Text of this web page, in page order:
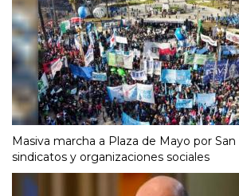
Masiva marcha a Plaza de Mayo por
sindicatos y organizaciones sociales